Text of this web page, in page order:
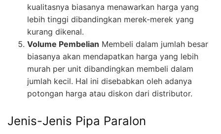
kualitasnya biasanya menawarkan harga yang
lebih tinggi dibandingkan merek-merek yang
kurang dikenal.
Volume Pembelian Membeli dalam jumlah besar
biasanya akan mendapatkan harga yang lebih
murah per unit dibandingkan membeli dalam
jumlah kecil. Hal ini disebabkan oleh adanya
potongan harga atau diskon dari distributor.
Jenis-Jenis Pipa Paralon